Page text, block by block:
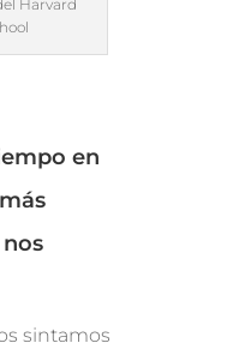
Harvard
en
nos
sintamos